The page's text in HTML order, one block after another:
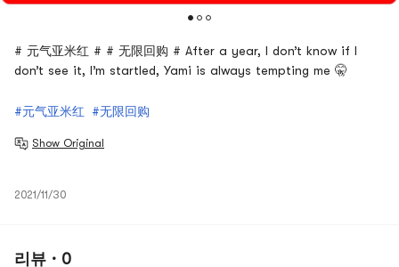
# 元气亚米红 # # 无限回购 # After a year, I don’t know if I
don’t see it, I’m startled, Yami is always tempting me 🤫
#元气亚米红 #无限回购
Show Original
2021/11/30
리뷰 · 0